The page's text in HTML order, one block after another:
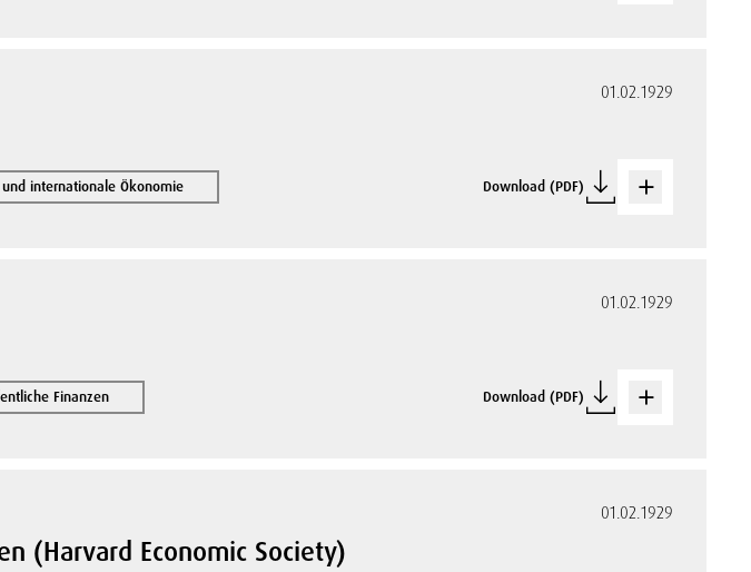
01.02.1929
internationale Ökonomie Download (PDF)
01.02.1929
Finanzen Download (PDF)
01.02.1929
(Harvard Economic Society)